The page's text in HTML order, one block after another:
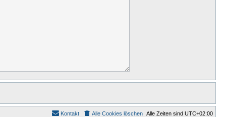
Alle Zeiten sind UTC+02:00
Alle Cookies löschen
Kontakt